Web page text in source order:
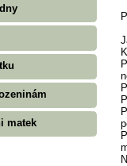
matek